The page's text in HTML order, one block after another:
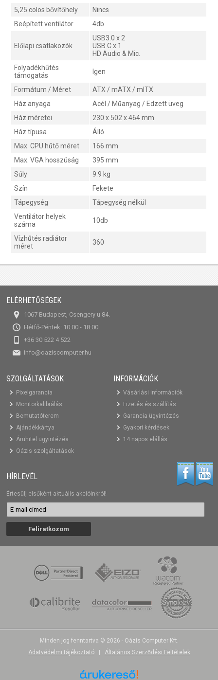
5,25 colos bővítőhely
Nincs
Beépített ventilátor
4db
Előlapi csatlakozók
USB3.0 x 2
USB C x 1
HD Audio & Mic.
Folyadékhűtés
támogatás
Igen
Formátum / Méret
ATX / mATX / mITX
Ház anyaga
Acél / Műanyag / Edzett üveg
Ház méretei
230 x 502 x 464 mm
Ház típusa
Álló
Max. CPU hűtő méret
166 mm
Max. VGA hosszúság
395 mm
Súly
9.9 kg
Szín
Fekete
Tápegység
Tápegység nélkül
Ventilátor helyek
száma
10db
Vízhűtés radiátor
méret
360
ELÉRHETŐSÉGEK
1067 Budapest, Csengery u 84.
Hétfő-Péntek: 10:00 - 18:00
+36 30 522 4 522
info@oaziscomputer.hu
SZOLGÁLTATÁSOK
Pixelgarancia
Monitorkalibrálás
Bemutatóterem
Ajándékkártya
Áruhitel ügyintézés
Oázis szolgáltatások
INFORMÁCIÓK
Vásárlási információk
Fizetés és szállítás
Garancia ügyintézés
Gyakori kérdések
14 napos elállás
HÍRLEVÉL
Értesülj elsőként aktuális akcióinkról!
Minden jog fenntartva © 2026 - Oázis Computer Kft.
Adatvédelmi tájékoztató
Általános Szerződési Feltételek